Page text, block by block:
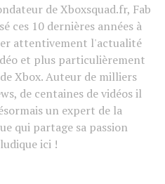
de Xboxsquad.fr, Fab
ces 10 dernières années à
attentivement l'actualité
et plus particulièrement
Xbox. Auteur de milliers
de centaines de vidéos il
un expert de la
qui partage sa passion
ici !